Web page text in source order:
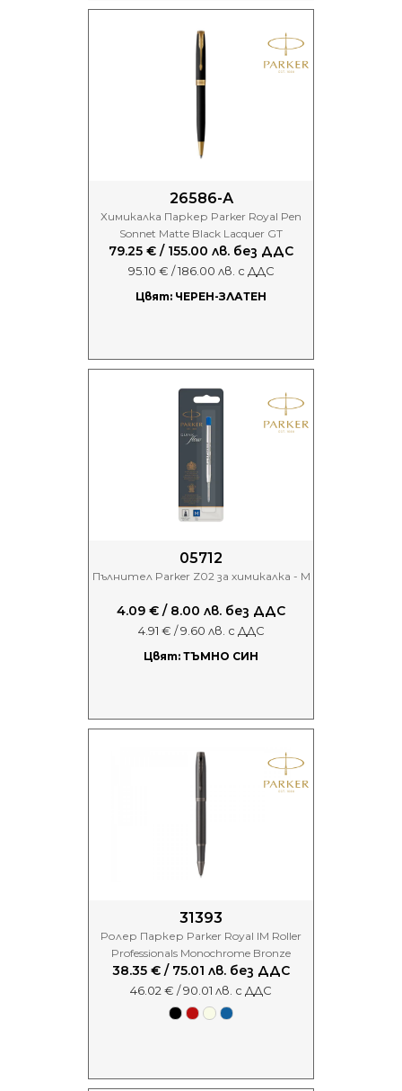
26586-А
Химикалка Паркер Parker Royal Pen
Sonnet Matte Black Lacquer GT
79.25 € / 155.00 лв. без ДДС
95.10 € / 186.00 лв. с ДДС
Цвят: ЧЕРЕН-ЗЛАТЕН
05712
Пълнител Parker Z02 за химикалка - M
4.09 € / 8.00 лв. без ДДС
4.91 € / 9.60 лв. с ДДС
Цвят: ТЪМНО СИН
31393
Ролер Паркер Parker Royal IM Roller
Professionals Monochrome Bronze
38.35 € / 75.01 лв. без ДДС
46.02 € / 90.01 лв. с ДДС